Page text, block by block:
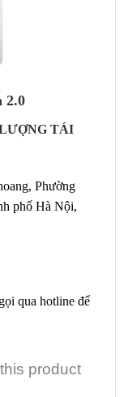
2.0
TÁI
Phường
phố Hà Nội,
qua hotline để
product